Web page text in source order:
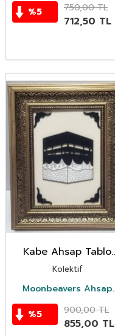
%5 750,00TL
712,50 TL
Kabe Ahsap Tablo
Kalin Çerçeve
Kolektif
Moonbeavers Ahsap
%5 900,00TL
855,00 TL